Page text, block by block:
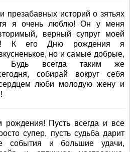
презабавных историй о зятьях
я очень люблю! Он у меня
верный супруг моей
К его Дню рождения я
но и самые добрые,
Будь всегда таким же
собирай вокруг себя
люби молодую жену и
рождения! Пусть всегда и все
супер, пусть судьба дарит
события и большие удачи,